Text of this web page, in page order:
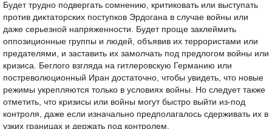
Будет трудно подвергать сомнению, критиковать или выступать
против диктаторских поступков Эрдогана в случае войны или
даже серьезной напряженности. Будет проще заклеймить
оппозиционные группы и людей, объявив их террористами или
предателями, и заставить их замолчать под предлогом войны или
кризиса. Беглого взгляда на гитлеровскую Германию или
постреволюционный Иран достаточно, чтобы увидеть, что новые
режимы укрепляются только в условиях войны. Но следует также
отметить, что кризисы или войны могут быстро выйти из-под
контроля, даже если изначально предполагалось сдерживать их в
узких границах и держать под контролем.